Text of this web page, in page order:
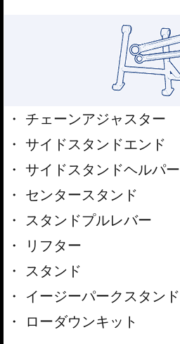
チェーンアジャスター
サイドスタンドエンド
サイドスタンドヘルパー
センタースタンド
スタンドプルレバー
リフター
スタンド
イージーパークスタンド
ローダウンキット